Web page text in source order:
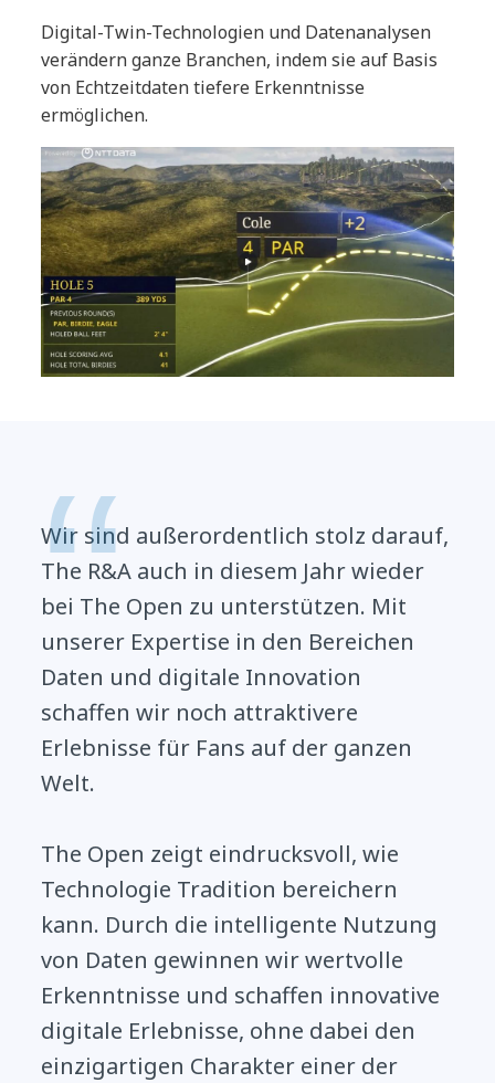
Digital-Twin-Technologien und Datenanalysen
verändern ganze Branchen, indem sie auf Basis
von Echtzeitdaten tiefere Erkenntnisse
ermöglichen.
Wir sind außerordentlich stolz darauf,
The R&A auch in diesem Jahr wieder
bei The Open zu unterstützen. Mit
unserer Expertise in den Bereichen
Daten und digitale Innovation
schaffen wir noch attraktivere
Erlebnisse für Fans auf der ganzen
Welt.
The Open zeigt eindrucksvoll, wie
Technologie Tradition bereichern
kann. Durch die intelligente Nutzung
von Daten gewinnen wir wertvolle
Erkenntnisse und schaffen innovative
digitale Erlebnisse, ohne dabei den
einzigartigen Charakter einer der